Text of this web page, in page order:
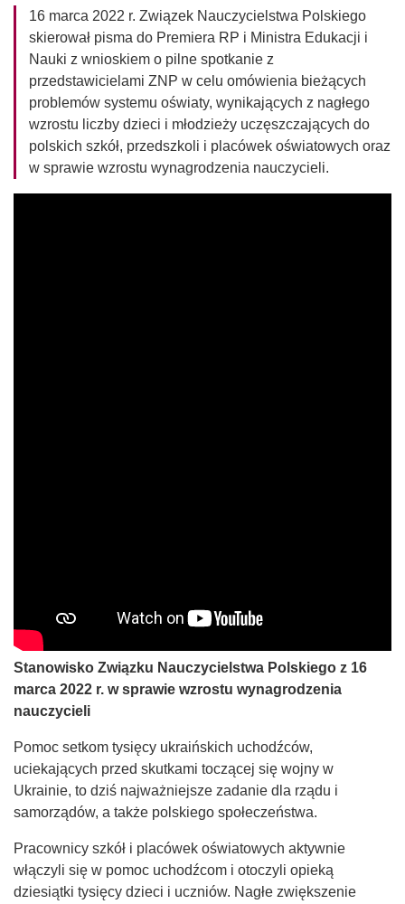
16 marca 2022 r. Związek Nauczycielstwa Polskiego
skierował pisma do Premiera RP i Ministra Edukacji i
Nauki z wnioskiem o pilne spotkanie z
przedstawicielami ZNP w celu omówienia bieżących
problemów systemu oświaty, wynikających z nagłego
wzrostu liczby dzieci i młodzieży uczęszczających do
polskich szkół, przedszkoli i placówek oświatowych oraz
w sprawie wzrostu wynagrodzenia nauczycieli.
Stanowisko Związku Nauczycielstwa Polskiego z 16
marca 2022 r. w sprawie wzrostu wynagrodzenia
nauczycieli
Pomoc setkom tysięcy ukraińskich uchodźców,
uciekających przed skutkami toczącej się wojny w
Ukrainie, to dziś najważniejsze zadanie dla rządu i
samorządów, a także polskiego społeczeństwa.
Pracownicy szkół i placówek oświatowych aktywnie
włączyli się w pomoc uchodźcom i otoczyli opieką
dziesiątki tysięcy dzieci i uczniów. Nagłe zwiększenie